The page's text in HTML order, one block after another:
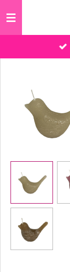
Ga
de